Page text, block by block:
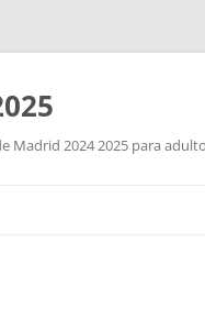
Madrid 2024 2025 para